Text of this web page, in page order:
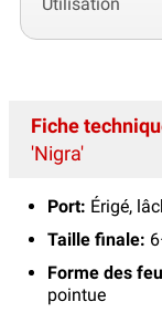
Fiche
'Nigra'
Port: Érigé,
Taille finale:
Forme des
pointue